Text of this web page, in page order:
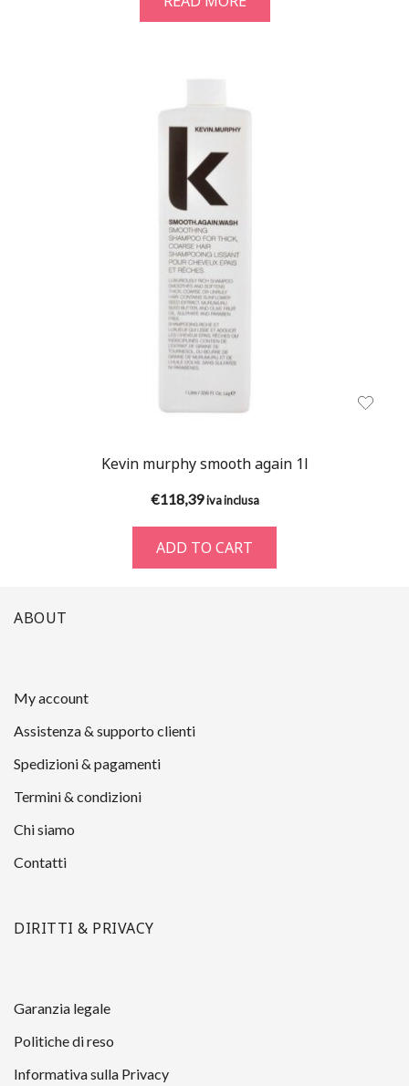
Kevin murphy smooth again 1l
€118,39 iva inclusa
ADD TO CART
ABOUT
My account
Assistenza & supporto clienti
Spedizioni & pagamenti
Termini & condizioni
Chi siamo
Contatti
DIRITTI & PRIVACY
Garanzia legale
Politiche di reso
Informativa sulla Privacy